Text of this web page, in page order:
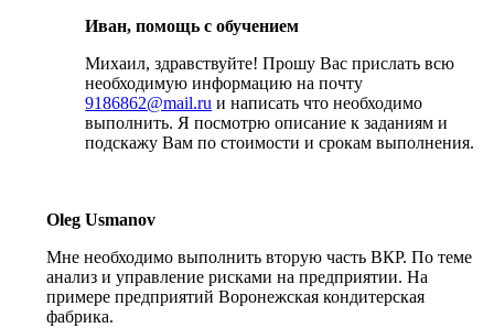
Иван, помощь с обучением
Михаил, здравствуйте! Прошу Вас прислать всю
необходимую информацию на почту
9186862@mail.ru и написать что необходимо
выполнить. Я посмотрю описание к заданиям и
подскажу Вам по стоимости и срокам выполнения.
Oleg Usmanov
Мне необходимо выполнить вторую часть ВКР. По теме
анализ и управление рисками на предприятии. На
примере предприятий Воронежская кондитерская
фабрика.